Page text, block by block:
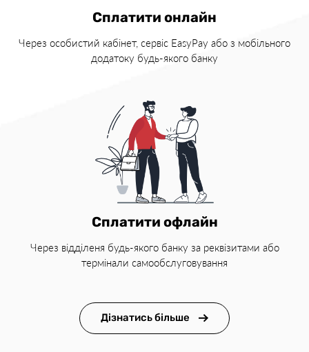
Сплатити онлайн
Через особистий кабінет, сервіс EasyPay або з мобільного
додатоку будь-якого банку
Сплатити офлайн
Через відділеня будь-якого банку за реквізитами або
термінали самообслуговування
Дізнатись більше